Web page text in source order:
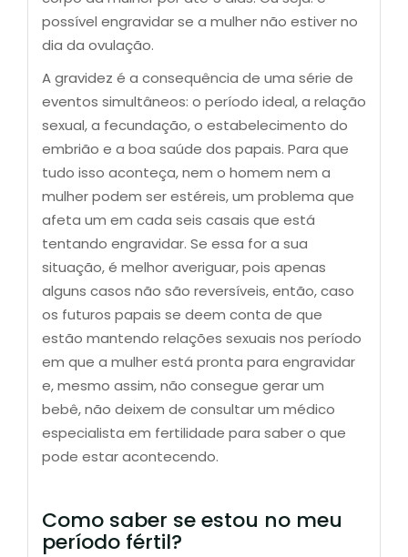
possível engravidar se a mulher não estiver no
dia da ovulação.
A gravidez é a consequência de uma série de
eventos simultâneos: o período ideal, a relação
sexual, a fecundação, o estabelecimento do
embrião e a boa saúde dos papais. Para que
tudo isso aconteça, nem o homem nem a
mulher podem ser estéreis, um problema que
afeta um em cada seis casais que está
tentando engravidar. Se essa for a sua
situação, é melhor averiguar, pois apenas
alguns casos não são reversíveis, então, caso
os futuros papais se deem conta de que
estão mantendo relações sexuais nos período
em que a mulher está pronta para engravidar
e, mesmo assim, não consegue gerar um
bebê, não deixem de consultar um médico
especialista em fertilidade para saber o que
pode estar acontecendo.
Como saber se estou no meu
período fértil?